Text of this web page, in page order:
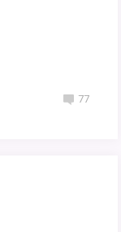
77